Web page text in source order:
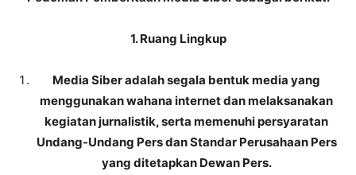
1. Ruang Lingkup
Media Siber adalah segala bentuk media yang
menggunakan wahana internet dan melaksanakan
kegiatan jurnalistik, serta memenuhi persyaratan
Undang-Undang Pers dan Standar Perusahaan Pers
yang ditetapkan Dewan Pers.